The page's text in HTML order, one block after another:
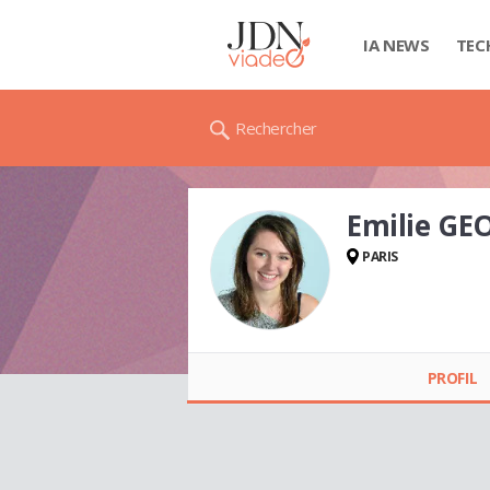
IA NEWS
Rechercher
Emilie
PARIS
PROFIL